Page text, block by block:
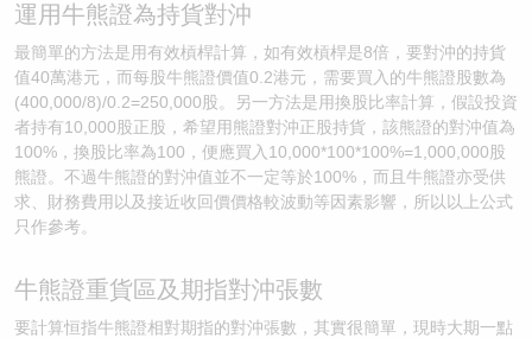
運用牛熊證為持貨對沖
最簡單的方法是用有效槓桿計算，如有效槓桿是8倍，要對沖的持貨
值40萬港元，而每股牛熊證價值0.2港元，需要買入的牛熊證股數為
(400,000/8)/0.2=250,000股。另一方法是用換股比率計算，假設投資
者持有10,000股正股，希望用熊證對沖正股持貨，該熊證的對沖值為
100%，換股比率為100，便應買入10,000*100*100%=1,000,000股
熊證。不過牛熊證的對沖值並不一定等於100%，而且牛熊證亦受供
求、財務費用以及接近收回價價格較波動等因素影響，所以以上公式
只作參考。
牛熊證重貨區及期指對沖張數
要計算恒指牛熊證相對期指的對沖張數，其實很簡單，現時大期一點